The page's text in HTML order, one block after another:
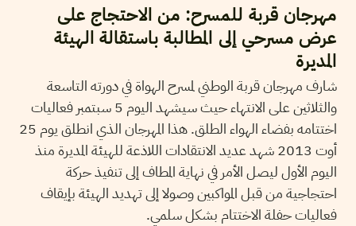
مهرجان قربة للمسرح: من الاحتجاج على
عرض مسرحي إلى المطالبة باستقالة الهيئة
المديرة
شارف مهرجان قربة الوطني لمسرح الهواة في دورته التاسعة
والثلاثين على الانتهاء حيث سيشهد اليوم 5 سبتمبر فعاليات
اختتامه بفضاء الهواء الطلق. هذا المهرجان الذي انطلق يوم 25
أوت 2013 شهد عديد الانتقادات اللاذعة للهيئة المديرة منذ
اليوم الأول ليصل الأمر في نهاية المطاف إلى تنفيذ حركة
احتجاجية من قبل المواكبين وصولا إلى تهديد الهيئة بإيقاف
فعاليات حفلة الاختتام بشكل سلمي.